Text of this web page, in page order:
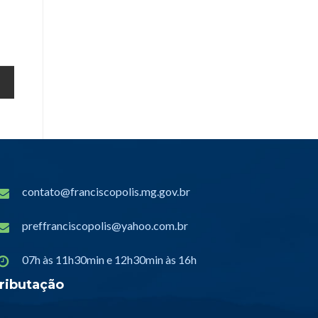
contato@franciscopolis.mg.gov.br
preffranciscopolis@yahoo.com.br
07h às 11h30min e 12h30min às 16h